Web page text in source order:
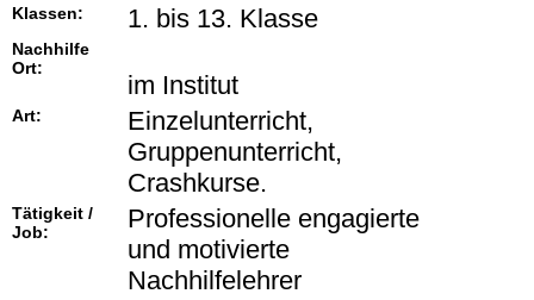
Klassen: 1. bis 13. Klasse
Nachhilfe
Ort:
im Institut
Art:
Einzelunterricht,
Gruppenunterricht,
Crashkurse.
Tätigkeit /
Job:
Professionelle engagierte
und motivierte
Nachhilfelehrer